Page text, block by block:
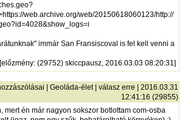
https://web.archive.org/web/20150618060123/http://
immár San Fransiscoval is fel kell venni a
[előzmény: (29752) skiccpausz, 2016.03.03 08:20:31]
|Geoláda-élet|válasz erre | 2016.03.31
12:41:16 (29855)
mert én már nagyon sokszor botlottam com-osba